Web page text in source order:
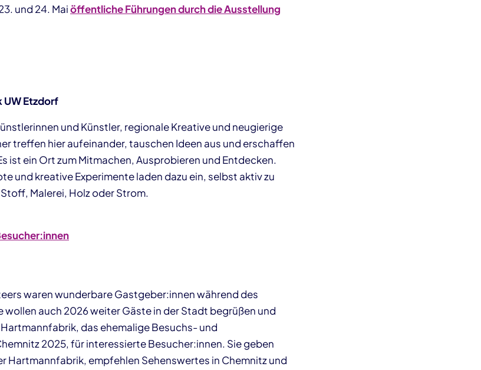
und 24. Maiöffentliche Führungen durch die Ausstellung
Etzdorf
und Künstler, regionale Kreative und neugierige
treffen hier aufeinander, tauschen Ideen aus und erschaffen
ist ein Ort zum Mitmachen, Ausprobieren und Entdecken.
und kreative Experimente laden dazu ein, selbst aktiv zu
Malerei, Holz oder Strom.
waren wunderbare Gastgeber:innen während des
auch 2026 weiter Gäste in der Stadt begrüßen und
das ehemalige Besuchs- und
2025, für interessierte Besucher:innen. Sie geben
Hartmannfabrik, empfehlen Sehenswertes in Chemnitz und